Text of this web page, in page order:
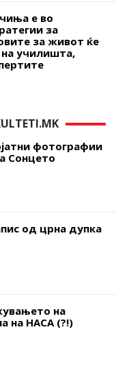
е во
за
за живот ќе
училишта,
фотографии
Сонцето
од црна дупка
на
на НАСА (?!)